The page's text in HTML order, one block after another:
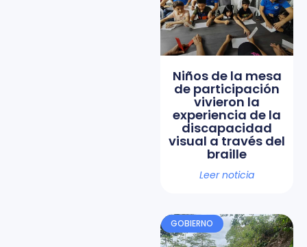
Niños de la mesa
de participación
vivieron la
experiencia de la
discapacidad
visual a través del
braille
Leer noticia
GOBIERNO